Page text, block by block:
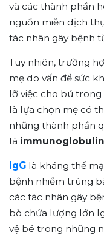
và các thành phần
nguồn miễn dịch
tác nhân gây bệnh
Tuy nhiên, trường
mẹ do vấn đề sức
lỡ việc cho bú
là lựa chọn mẹ có
những thành phần
là immunoglobulin
IgG là kháng thể
bệnh nhiễm trùng
các tác nhân gây
bò chứa lượng lớn
vệ bé trong những